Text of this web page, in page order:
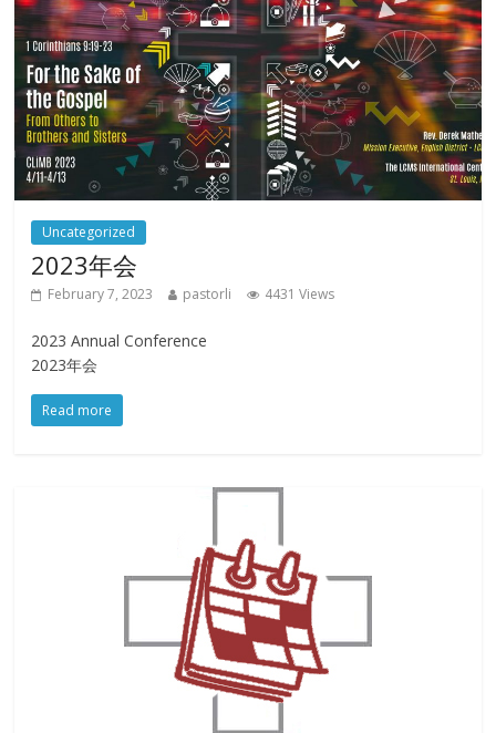
Uncategorized
2023年会
February 7, 2023 pastorli 4431 Views
2023 Annual Conference
2023年会
Read more